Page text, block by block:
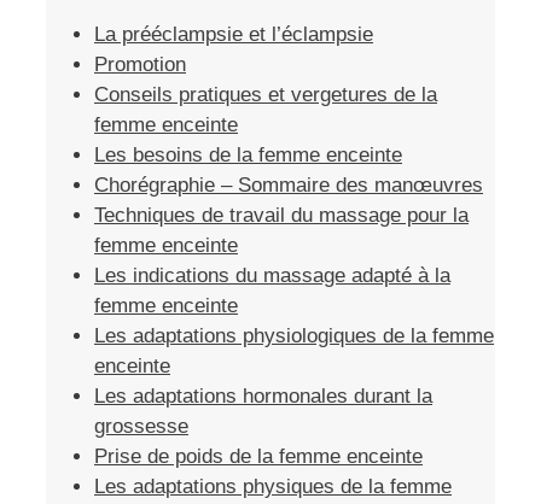
La prééclampsie et l’éclampsie
Promotion
Conseils pratiques et vergetures de la
femme enceinte
Les besoins de la femme enceinte
Chorégraphie – Sommaire des manœuvres
Techniques de travail du massage pour la
femme enceinte
Les indications du massage adapté à la
femme enceinte
Les adaptations physiologiques de la femme
enceinte
Les adaptations hormonales durant la
grossesse
Prise de poids de la femme enceinte
Les adaptations physiques de la femme